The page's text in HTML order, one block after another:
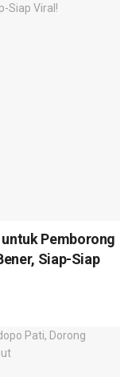
untuk Pemborong
Siap-Siap